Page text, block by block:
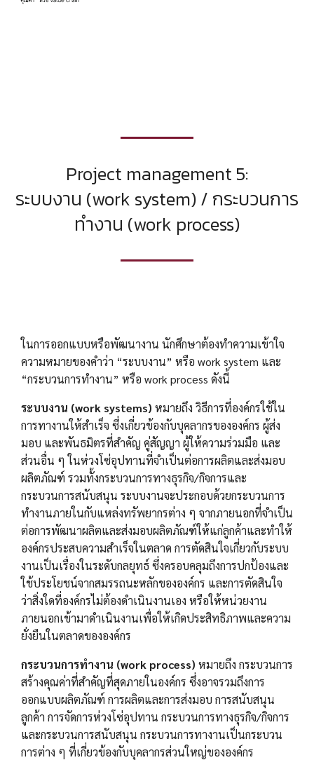
Project management 5:
ระบบงาน (work system) / กระบวนการ
ทำงาน (work process)
ในการออกแบบหรือพัฒนางาน นักศึกษาต้องทำความเข้าใจ
ความหมายของคำว่า “ระบบงาน” หรือ work system และ
“กระบวนการทำงาน” หรือ work process ดังนี้
ระบบงาน (work systems) หมายถึง วิธีการที่องค์กรใช้ใน
การทางานให้สำเร็จ ซึ่งเกี่ยวข้องกับบุคลากรขององค์กร ผู้ส่ง
มอบ และพันธมิตรที่สำคัญ คู่สัญญา ผู้ให้ความร่วมมือ และ
ส่วนอื่น ๆ ในห่วงโซ่อุปทานที่จำเป็นต่อการผลิตและส่งมอบ
ผลิตภัณฑ์ รวมทั้งกระบวนการทางธุรกิจ/กิจการและ
กระบวนการสนับสนุน ระบบงานจะประกอบด้วยกระบวนการ
ทำงานภายในกับแหล่งทรัพยากรต่าง ๆ จากภายนอกที่จำเป็น
ต่อการพัฒนาผลิตและส่งมอบผลิตภัณฑ์ให้แก่ลูกค้าและทำให้
องค์กรประสบความสำเร็จในตลาด การตัดสินใจเกี่ยวกับระบบ
งานเป็นเรื่องในระดับกลยุทธ์ ซึ่งครอบคลุมถึงการปกป้องและ
ใช้ประโยชน์จากสมรรถนะหลักขององค์กร และการตัดสินใจ
ว่าสิ่งใดที่องค์กรไม่ต้องดำเนินงานเอง หรือให้หน่วยงาน
ภายนอกเข้ามาดำเนินงานเพื่อให้เกิดประสิทธิภาพและความ
ยั่งยืนในตลาดขององค์กร
กระบวนการทำงาน (work process) หมายถึง กระบวนการ
สร้างคุณค่าที่สำคัญที่สุดภายในองค์กร ซึ่งอาจรวมถึงการ
ออกแบบผลิตภัณฑ์ การผลิตและการส่งมอบ การสนับสนุน
ลูกค้า การจัดการห่วงโซ่อุปทาน กระบวนการทางธุรกิจ/กิจการ
และกระบวนการสนับสนุน กระบวนการทางานเป็นกระบวน
การต่าง ๆ ที่เกี่ยวข้องกับบุคลากรส่วนใหญ่ขององค์กร